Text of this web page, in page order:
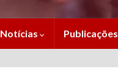
Notícias Publicações